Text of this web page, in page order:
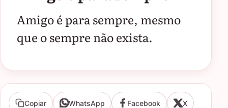
Amigo é para sempre, mesmo
que o sempre não exista.
Copiar WhatsApp Facebook X